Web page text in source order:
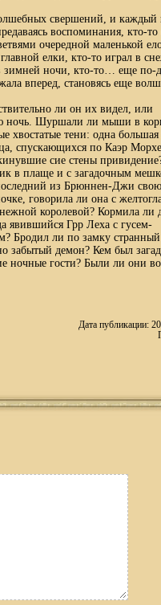
свершений, и каждый
воспоминания, кто-то
очередной маленькой
елки, кто-то играл в
зимней ночи, кто-то… еще по-
вперед, становясь еще
ли он их видел, или
ночь. Шуршали ли мыши в
хвостатые тени: одна
спускающихся по Каэр
сие стены
в плаще и с загадочным
из Брюннен-Джи
говорила ли она с
королевой? Кормила ли
явившийся Грр Леха с гусем-
Бродил ли по замку странный
забытый демон? Кем был
ночные гости? Были ли они
Дата публикации: